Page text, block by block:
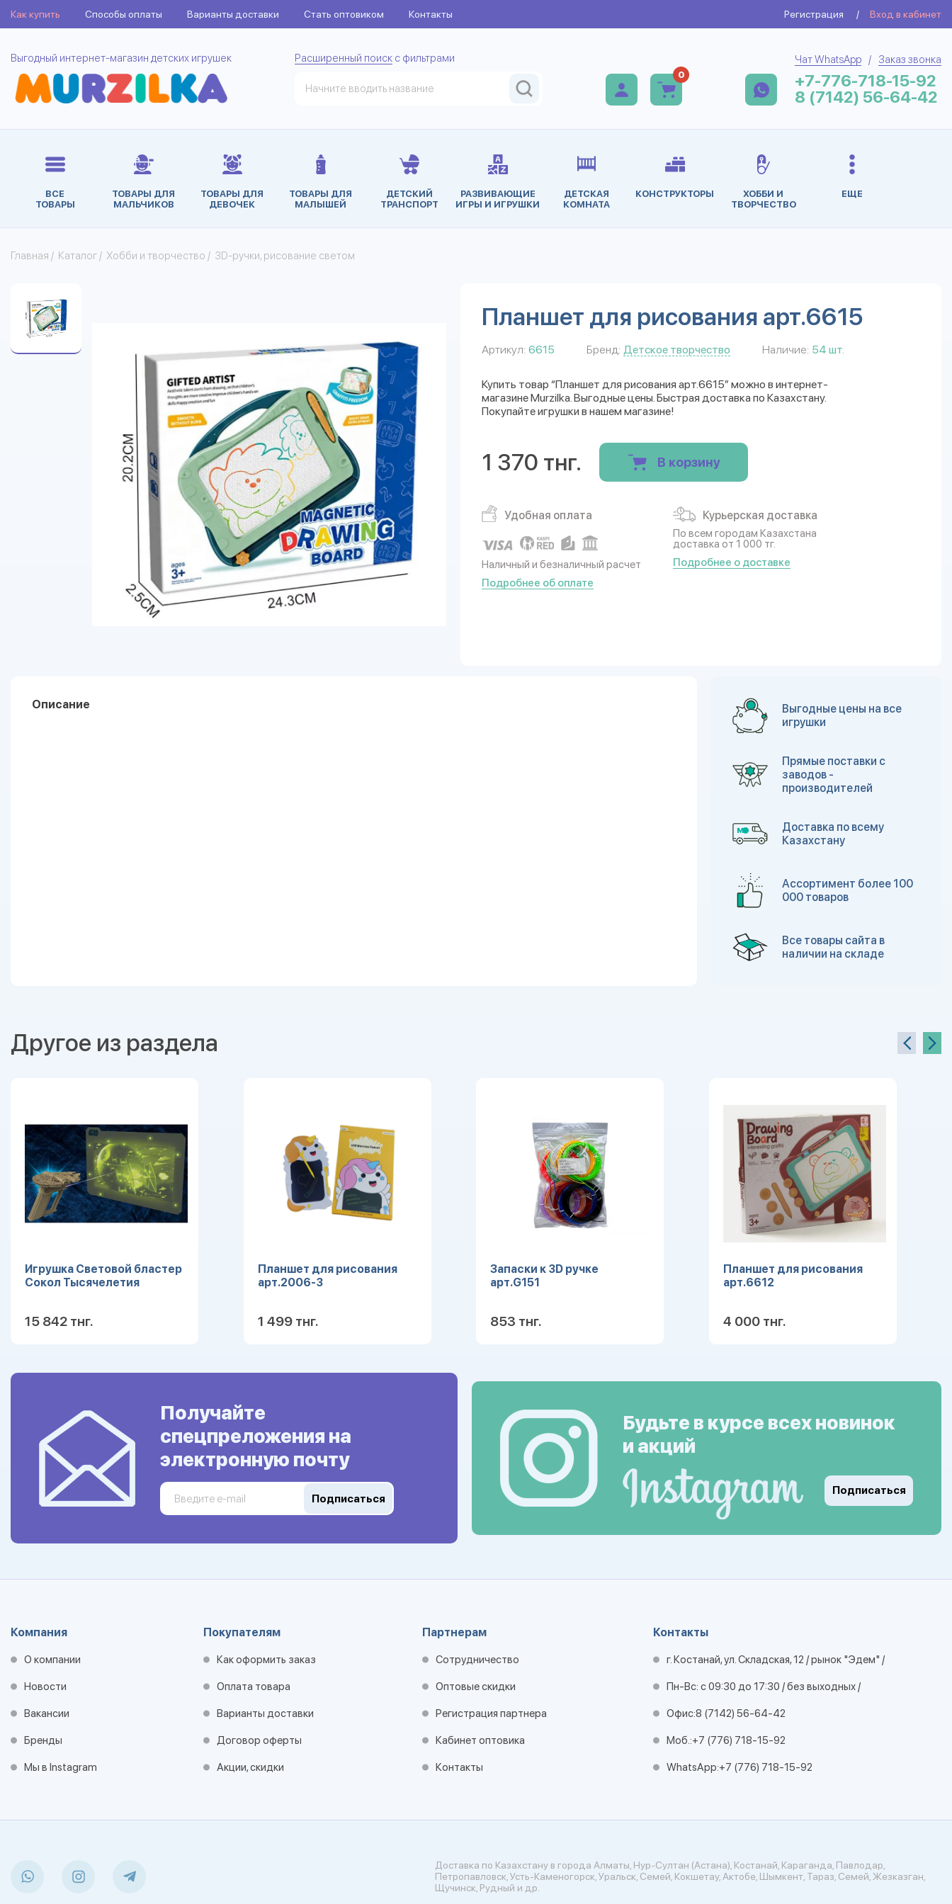
Как купить Способы оплаты Варианты доставки Стать оптовиком Контакты Регистрация / Вход в кабинет
Выгодный интернет-магазин детских игрушек Расширенный поиск с фильтрами
0
Чат WhatsApp / Заказ звонка
+7-776-718-15-92
8 (7142) 56-64-42
ВСЕ
ТОВАРЫ
ТОВАРЫ ДЛЯ
МАЛЬЧИКОВ
ТОВАРЫ ДЛЯ
ДЕВОЧЕК
ТОВАРЫ ДЛЯ
МАЛЫШЕЙ
ДЕТСКИЙ
ТРАНСПОРТ
РАЗВИВАЮЩИЕ
ИГРЫ И ИГРУШКИ
ДЕТСКАЯ
КОМНАТА
КОНСТРУКТОРЫ
ХОББИ И
ТВОРЧЕСТВО
ЕЩЕ
Главная / Каталог / Хобби и творчество / 3D-ручки, рисование светом
Планшет для рисования арт.6615
Артикул: 6615 Бренд: Детское творчество Наличие: 54 шт.
Купить товар “Планшет для рисования арт.6615” можно в интернет-
магазине Murzilka. Выгодные цены. Быстрая доставка по Казахстану.
Покупайте игрушки в нашем магазине!
1 370 тнг. В корзину
Удобная оплата
Наличный и безналичный расчет
Подробнее об оплате
Курьерская доставка
По всем городам Казахстана
доставка от 1 000 тг.
Подробнее о доставке
Описание
Выгодные цены на все
игрушки
Прямые поставки с
заводов -
производителей
Доставка по всему
Казахстану
Ассортимент более 100
000 товаров
Все товары сайта в
наличии на складе
Другое из раздела
Игрушка Световой бластер
Сокол Тысячелетия
15 842 тнг.
Планшет для рисования
арт.2006-3
1 499 тнг.
Запаски к 3D ручке
арт.G151
853 тнг.
Планшет для рисования
арт.6612
4 000 тнг.
Получайте
спецпреложения на
электронную почту
Подписаться
Будьте в курсе всех новинок
и акций
Подписаться
Компания
О компании
Новости
Вакансии
Бренды
Мы в Instagram
Покупателям
Как оформить заказ
Оплата товара
Варианты доставки
Договор оферты
Акции, скидки
Партнерам
Сотрудничество
Оптовые скидки
Регистрация партнера
Кабинет оптовика
Контакты
Контакты
г. Костанай, ул. Складская, 12 / рынок "Эдем" /
Пн-Вс: с 09:30 до 17:30 / без выходных /
Офис:8 (7142) 56-64-42
Моб.:+7 (776) 718-15-92
WhatsApp:+7 (776) 718-15-92
Доставка по Казахстану в города Алматы, Нур-Султан (Астана), Костанай, Караганда, Павлодар,
Петропавловск, Усть-Каменогорск, Уральск, Семей, Кокшетау, Актобе, Шымкент, Тараз, Семей, Жезказган,
Щучинск, Рудный и др.